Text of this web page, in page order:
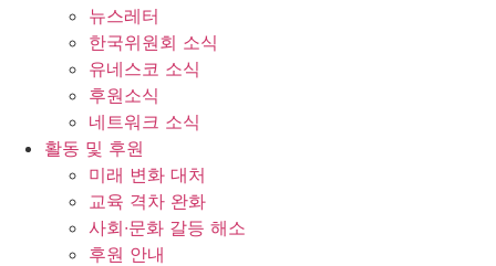
뉴스레터
한국위원회 소식
유네스코 소식
후원소식
네트워크 소식
활동 및 후원
미래 변화 대처
교육 격차 완화
사회∙문화 갈등 해소
후원 안내